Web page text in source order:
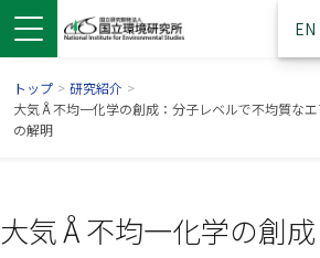
EN
トップ > 研究紹介 >
大気Å不均一化学の創成：分子レベルで不均質な
の解明
大気Å不均一化学の創